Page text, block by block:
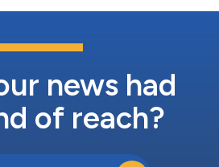
news had
of reach?